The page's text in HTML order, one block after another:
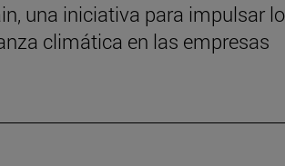
una iniciativa para impulsar
climática en las empresas